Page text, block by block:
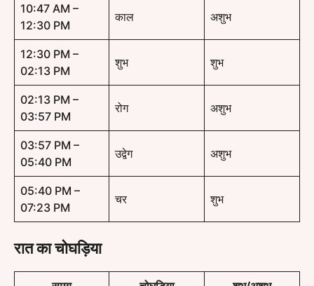
10:47 AM –
12:30 PM
काल अशुभ
12:30 PM –
02:13 PM
शुभ शुभ
02:13 PM –
03:57 PM
रोग अशुभ
03:57 PM –
05:40 PM
उद्वेग अशुभ
05:40 PM –
07:23 PM
चर शुभ
रात का चोघड़िया